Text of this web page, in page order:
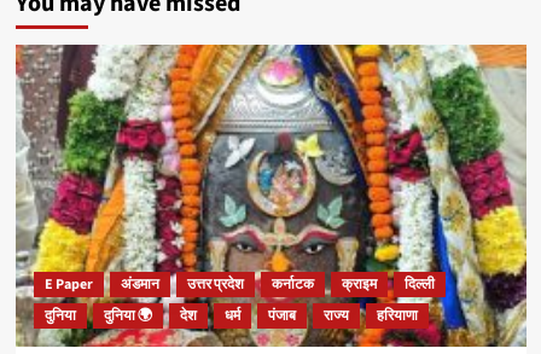
खबरें*
*#YOU_TOO_CAN_TOP*
*पीएम
मोदी
ने
बालेंद्र
शाह
को
मिलाया
फोन,
नेपाल
चुनाव
जीतने
पर
E Paper अंडमान उत्तर प्रदेश कर्नाटक क्राइम
दिल्ली
दुनिया
दुनिया 🌍 देश धर्म पंजाब राज्य हरियाणा